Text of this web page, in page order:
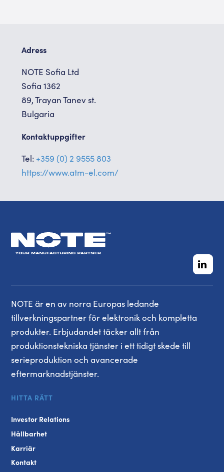
Adress
NOTE Sofia Ltd
Sofia 1362
89, Trayan Tanev st.
Bulgaria
Kontaktuppgifter
Tel: +359 (0) 2 9555 803
https://www.atm-el.com/
NOTE är en av norra Europas ledande
tillverkningspartner för elektronik och kompletta
produkter. Erbjudandet täcker allt från
produktionstekniska tjänster i ett tidigt skede till
serieproduktion och avancerade
eftermarknadstjänster.
HITTA RÄTT
Investor Relations
Hållbarhet
Karriär
Kontakt